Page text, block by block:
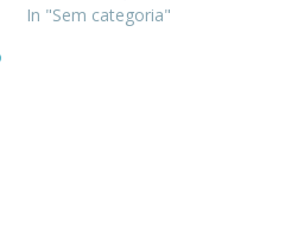
In "Sem categoria"